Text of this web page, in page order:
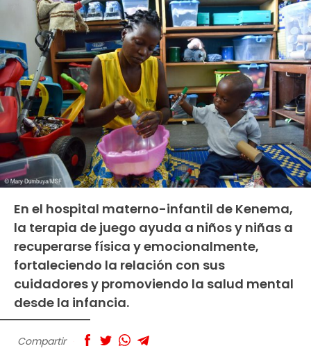
En el hospital materno-infantil de Kenema,
la terapia de juego ayuda a niños y niñas a
recuperarse física y emocionalmente,
fortaleciendo la relación con sus
cuidadores y promoviendo la salud mental
desde la infancia.
Compartir